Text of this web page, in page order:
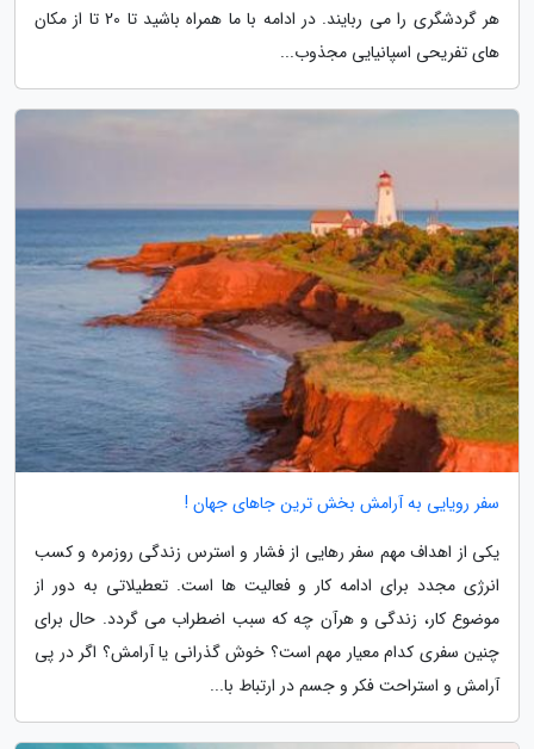
هر گردشگری را می ربایند. در ادامه با ما همراه باشید تا 20 تا از مکان
های تفریحی اسپانیایی مجذوب...
سفر رویایی به آرامش بخش ترین جاهای جهان !
یکی از اهداف مهم سفر رهایی از فشار و استرس زندگی روزمره و کسب
انرژی مجدد برای ادامه کار و فعالیت ها است. تعطیلاتی به دور از
موضوع کار، زندگی و هرآن چه که سبب اضطراب می گردد. حال برای
چنین سفری کدام معیار مهم است؟ خوش گذرانی یا آرامش؟ اگر در پی
آرامش و استراحت فکر و جسم در ارتباط با...